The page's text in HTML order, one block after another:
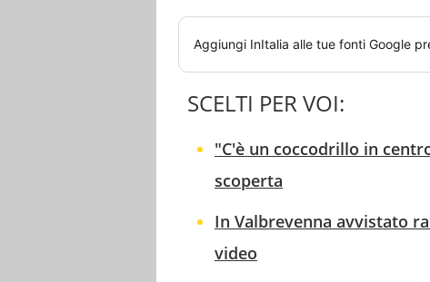
Aggiungi InItalia alle tue fonti Google
SCELTI PER VOI:
"C'è un coccodrillo in
scoperta
In Valbrevenna avvistato
video